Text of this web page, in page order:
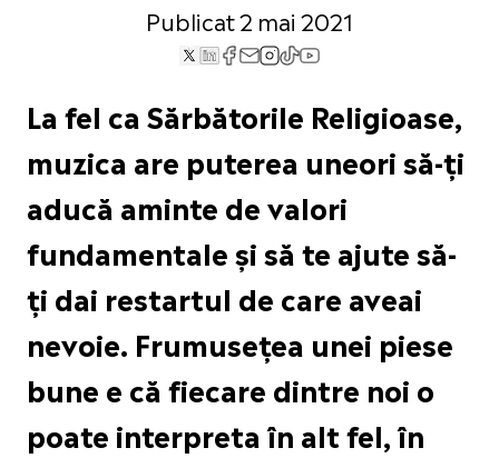
Publicat 2 mai 2021
La fel ca Sărbătorile Religioase,
muzica are puterea uneori să-ți
aducă aminte de valori
fundamentale și să te ajute să-
ți dai restartul de care aveai
nevoie. Frumusețea unei piese
bune e că fiecare dintre noi o
poate interpreta în alt fel, în